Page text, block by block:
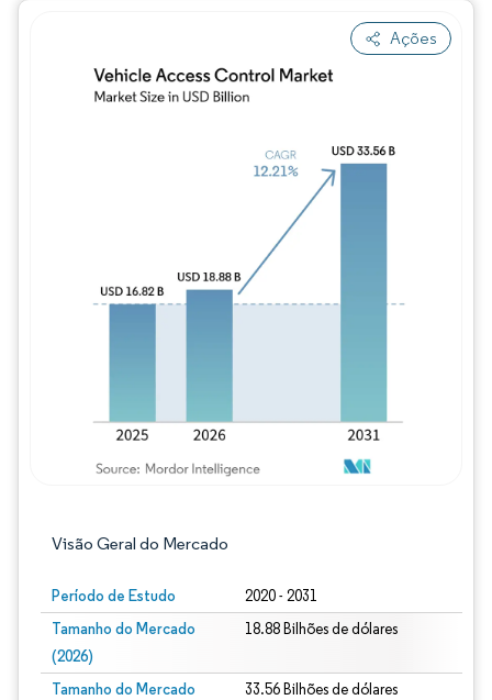
Ações
Visão Geral do Mercado
Período de Estudo 2020 - 2031
Tamanho do Mercado
(2026)
18.88 Bilhões de dólares
Tamanho do Mercado
33.56 Bilhões de dólares
Imagem © Mordor Intelligence. O reuso